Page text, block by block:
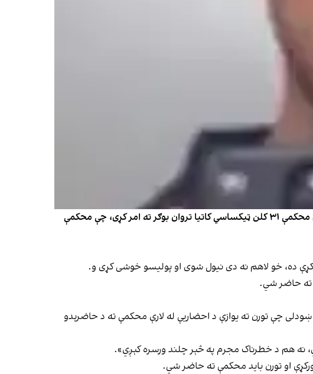
د مخکیني افغان سرتېري عبدالرحمان وزیري له وژل کېدو شاوخوا درې میاشتې وروسته، د امریکا د هوسټن ښار یوې محکمې ۳۱ کلن ټیکساسي کاتیا تروان بوګر ته امر کړی، چې محکمې
ده، خو لاهم نه دی نیول شوی او پولیسو خوشی کړی و.
ته حاضر شي.
چې تورن ته یوازې د احضاریې له لارې محکمې ته د حاضرېدو
نه هم د خطرناک مجرم په څېر چلند ورسره کېږي».
او تورن باید محکمې ته حاضر شي.